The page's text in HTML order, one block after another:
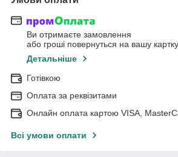
Ви отримаєте замовлення
або гроші повернуться на вашу картку
Детальніше
Готівкою
Оплата за реквізитами
Онлайн оплата картою VISA,
Всі умови оплати